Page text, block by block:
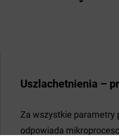
Uszlachetnienia –
Za wszystkie parametry
odpowiada